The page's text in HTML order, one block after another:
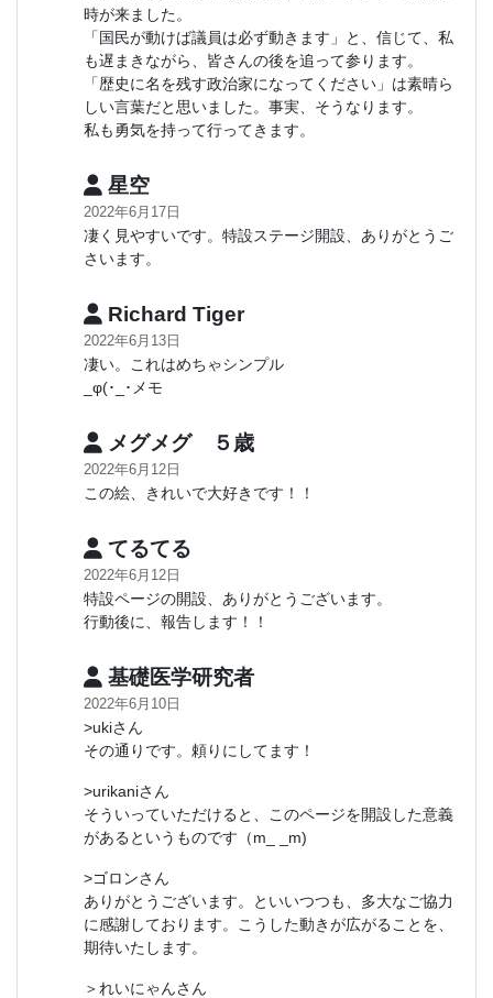
時が来ました。
「国民が動けば議員は必ず動きます」と、信じて、私
も遅まきながら、皆さんの後を追って参ります。
「歴史に名を残す政治家になってください」は素晴ら
しい言葉だと思いました。事実、そうなります。
私も勇気を持って行ってきます。
星空
2022年6月17日
凄く見やすいです。特設ステージ開設、ありがとうご
さいます。
Richard Tiger
2022年6月13日
凄い。これはめちゃシンプル
_φ(･_･メモ
メグメグ ５歳
2022年6月12日
この絵、きれいで大好きです！！
てるてる
2022年6月12日
特設ページの開設、ありがとうございます。
行動後に、報告します！！
基礎医学研究者
2022年6月10日
>ukiさん
その通りです。頼りにしてます！
>urikaniさん
そういっていただけると、このページを開設した意義
があるというものです（m_ _m)
>ゴロンさん
ありがとうございます。といいつつも、多大なご協力
に感謝しております。こうした動きが広がることを、
期待いたします。
＞れいにゃんさん